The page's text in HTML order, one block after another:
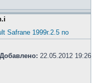
Safrane 1999г.2.5 по
Добавлено: 22.05.2012 19:26